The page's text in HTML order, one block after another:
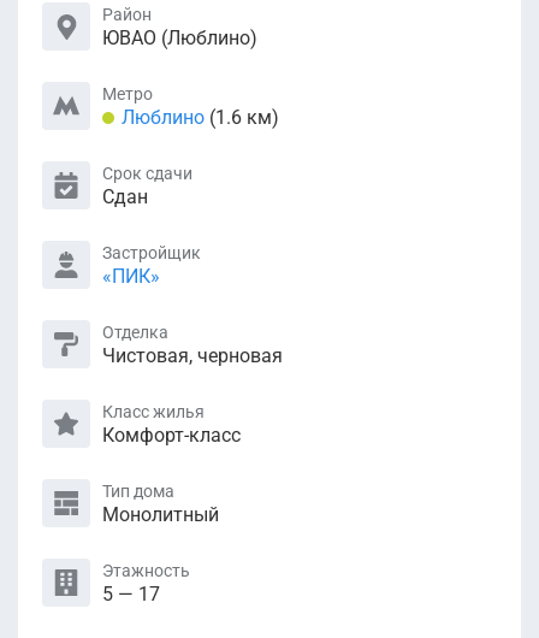
Район
ЮВАО (Люблино)
Метро
Люблино (1.6 км)
Срок сдачи
Сдан
Застройщик
«ПИК»
Отделка
Чистовая, черновая
Класс жилья
Комфорт-класс
Тип дома
Монолитный
Этажность
5 — 17